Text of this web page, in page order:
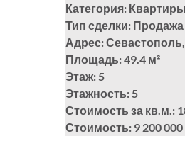
Категория: Квартиры
Тип сделки: Продажа
Адрес:
Площадь: 49.4 м²
Этаж: 5
Этажность: 5
Стоимость за кв.м.:
Стоимость: 9 200 000